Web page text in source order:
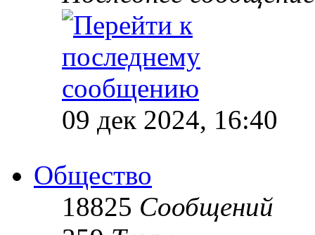
09 дек 2024, 16:40
Общество
18825 Сообщений